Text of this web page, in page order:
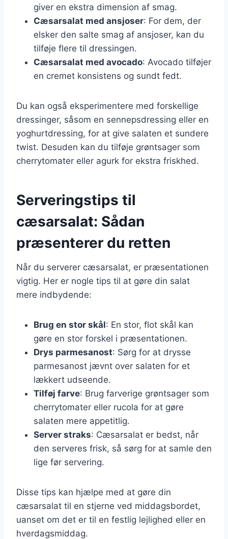
giver en ekstra dimension af smag.
Cæsarsalat med ansjoser: For dem, der
elsker den salte smag af ansjoser, kan du
tilføje flere til dressingen.
Cæsarsalat med avocado: Avocado tilføjer
en cremet konsistens og sundt fedt.
Du kan også eksperimentere med forskellige
dressinger, såsom en sennepsdressing eller en
yoghurtdressing, for at give salaten et sundere
twist. Desuden kan du tilføje grøntsager som
cherrytomater eller agurk for ekstra friskhed.
Serveringstips til
cæsarsalat: Sådan
præsenterer du retten
Når du serverer cæsarsalat, er præsentationen
vigtig. Her er nogle tips til at gøre din salat
mere indbydende:
Brug en stor skål: En stor, flot skål kan
gøre en stor forskel i præsentationen.
Drys parmesanost: Sørg for at drysse
parmesanost jævnt over salaten for et
lækkert udseende.
Tilføj farve: Brug farverige grøntsager som
cherrytomater eller rucola for at gøre
salaten mere appetitlig.
Server straks: Cæsarsalat er bedst, når
den serveres frisk, så sørg for at samle den
lige før servering.
Disse tips kan hjælpe med at gøre din
cæsarsalat til en stjerne ved middagsbordet,
uanset om det er til en festlig lejlighed eller en
hverdagsmiddag.